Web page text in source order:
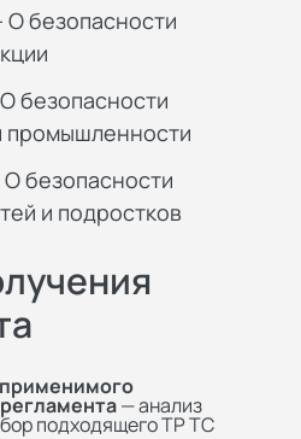
О безопасности
безопасности
промышленности
безопасности
и подростков
— анализ
подходящего ТР ТС